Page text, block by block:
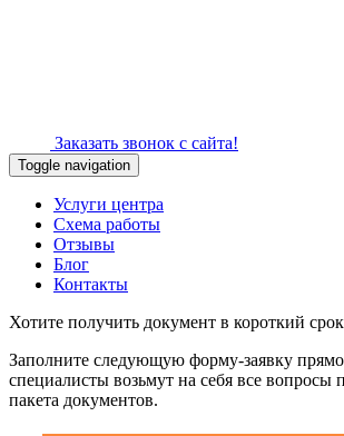
Заказать звонок с сайта!
Toggle navigation
Услуги центра
Схема работы
Отзывы
Блог
Контакты
Хотите получить документ в короткий
Заполните следующую форму-заявку
специалисты возьмут на себя все
пакета документов.